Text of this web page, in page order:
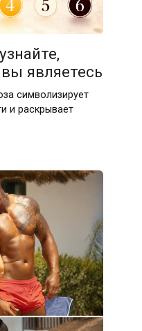
являетесь
символизирует
и раскрывает